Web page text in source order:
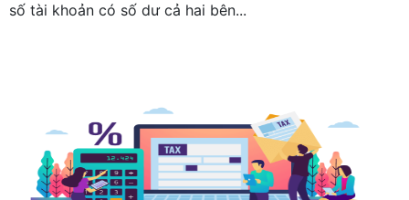
số tài khoản có số dư cả hai bên...